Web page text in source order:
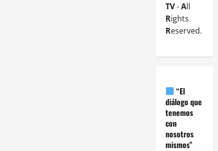
TV-All
Rights
Reserved.
“El
diálogo que
tenemos
con
nosotros
mismos”